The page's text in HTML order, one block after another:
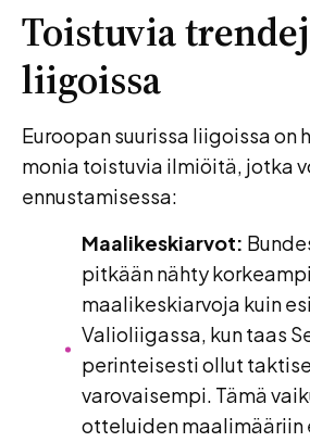
Toistuvia
liigoissa
Euroopan suurissa liigoissa on
monia toistuvia ilmiöitä, jotka
ennustamisessa:
Maalikeskiarvot:
pitkään nähty
maalikeskiarvoja kuin
Valioliigassa, kun taas
perinteisesti ollut
varovaisempi. Tämä
otteluiden maalimääriin